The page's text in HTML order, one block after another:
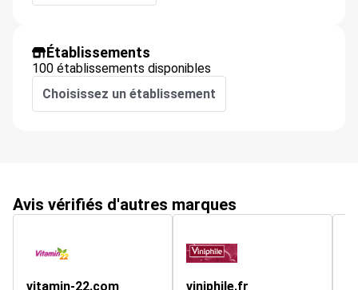
Établissements
100 établissements disponibles
Choisissez un établissement
Avis vérifiés d'autres marques
vitamin-22.com viniphile.fr